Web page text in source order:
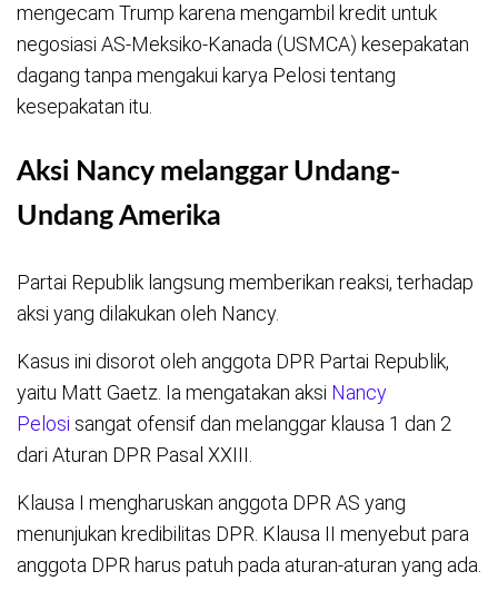
mengecam Trump karena mengambil kredit untuk
negosiasi AS-Meksiko-Kanada (USMCA) kesepakatan
dagang tanpa mengakui karya Pelosi tentang
kesepakatan itu.
Aksi Nancy melanggar Undang-
Undang Amerika
Partai Republik langsung memberikan reaksi, terhadap
aksi yang dilakukan oleh Nancy.
Kasus ini disorot oleh anggota DPR Partai Republik,
yaitu Matt Gaetz. Ia mengatakan aksi Nancy
Pelosi sangat ofensif dan melanggar klausa 1 dan 2
dari Aturan DPR Pasal XXIII.
Klausa I mengharuskan anggota DPR AS yang
menunjukan kredibilitas DPR. Klausa II menyebut para
anggota DPR harus patuh pada aturan-aturan yang ada.